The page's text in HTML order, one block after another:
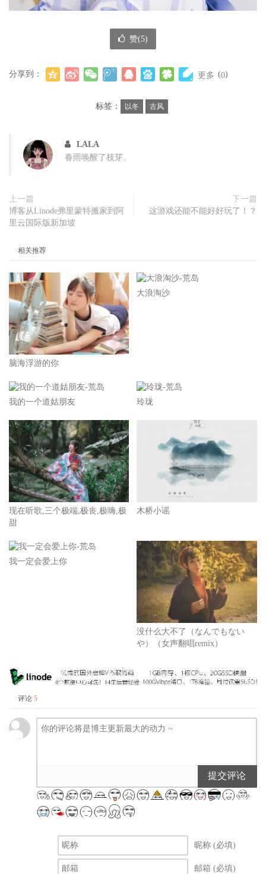
赞(5)
分享到： 更多 (0)
标签： 以冬 古风
LALA
春雨唤醒了枝芽。
上一篇
博客从Linode弗里蒙特搬家到阿
里云国际版新加坡
下一篇
这游戏还能不能好好玩了！？
相关推荐
脑海浮游的你
大浪淘沙
我的一个道姑朋友 玲珑
现在听歌,三个极端,极丧,极嗨,极
甜
木桥小谣
我一定会爱上你
没什么大不了（なんでもない
や）（女声翻唱remix）
评论 5
提交评论
昵称 (必填)
邮箱 (必填)